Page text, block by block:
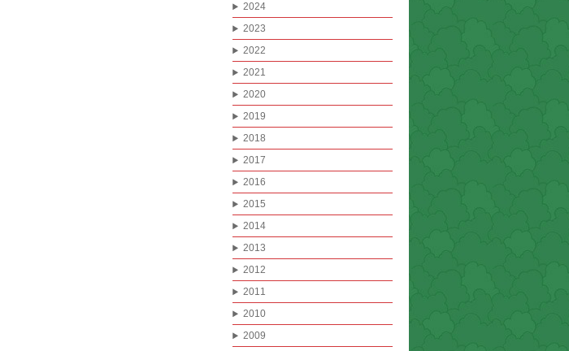
2024
2023
2022
2021
2020
2019
2018
2017
2016
2015
2014
2013
2012
2011
2010
2009